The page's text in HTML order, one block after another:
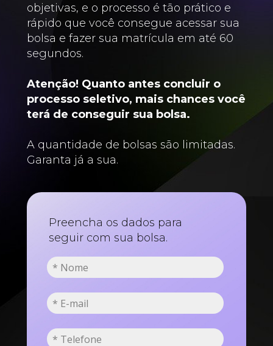
objetivas, e o processo é tão prático e
rápido que você consegue acessar sua
bolsa e fazer sua matrícula em até 60
segundos.
Atenção! Quanto antes concluir o
processo seletivo, mais chances você
terá de conseguir sua bolsa.
A quantidade de bolsas são limitadas.
Garanta já a sua.
Preencha os dados para
seguir com sua bolsa.